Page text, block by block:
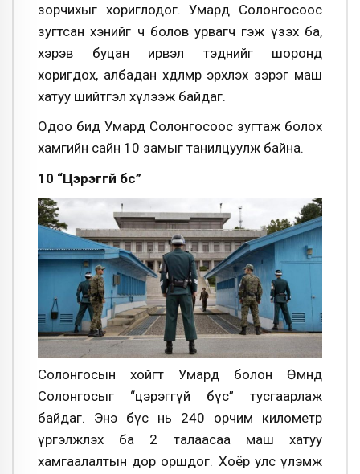
зорчихыг хориглодог. Умард Солонгосоос
зугтсан хэнийг ч болов урвагч гэж үзэх ба,
хэрэв буцан ирвэл тэднийг шоронд
хоригдох, албадан хөдөлмөр эрхлэх зэрэг маш
хатуу шийтгэл хүлээж байдаг.
Одоо бид Умард Солонгосоос зугтаж болох
хамгийн сайн 10 замыг танилцуулж байна.
10 “Цэрэггүй бүс”
Солонгосын хойгт Умард болон Өмнөд
Солонгосыг “цэрэггүй бүс” тусгаарлаж
байдаг. Энэ бүс нь 240 орчим километр
үргэлжлэх ба 2 талаасаа маш хатуу
хамгаалалтын дор оршдог. Хоёр улс үлэмж